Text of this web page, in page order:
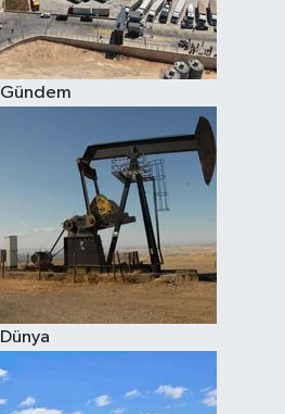
Gündem
Dünya
Spor
Burç Yorumları
Çocuk
Eğitim
Hava Durumu
Kadın